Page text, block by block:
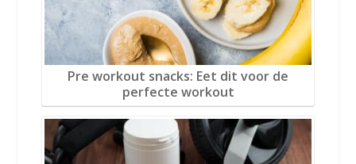
Pre workout snacks: Eet dit voor de
perfecte workout